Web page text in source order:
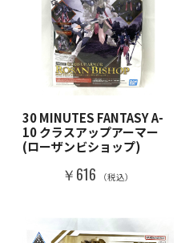
30 MINUTES FANTASY A-
10 クラスアップアーマー
(ローザンビショップ)
￥616 （税込）